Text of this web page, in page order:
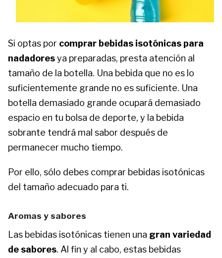
Si optas por comprar bebidas isotónicas para
nadadoresya preparadas, presta atención al
tamaño de la botella. Una bebida que no es lo
suficientemente grande no es suficiente. Una
botella demasiado grande ocupará demasiado
espacio en tu bolsa de deporte, y la bebida
sobrante tendrá mal sabor después de
permanecer mucho tiempo.
Por ello, sólo debes comprar bebidas isotónicas
del tamaño adecuado para ti.
Aromas y sabores
Las bebidas isotónicas tienen una gran variedad
de sabores. Al fin y al cabo, estas bebidas